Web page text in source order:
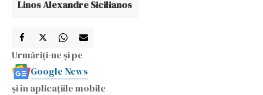
Linos Alexandre Sicilianos
Urmăriți-ne și pe
Google News
și în aplicațiile mobile